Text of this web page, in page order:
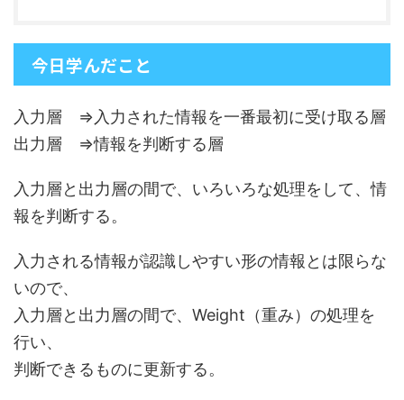
今日学んだこと
入力層 ⇒入力された情報を一番最初に受け取る層
出力層 ⇒情報を判断する層
入力層と出力層の間で、いろいろな処理をして、情
報を判断する。
入力される情報が認識しやすい形の情報とは限らな
いので、
入力層と出力層の間で、Weight（重み）の処理を
行い、
判断できるものに更新する。